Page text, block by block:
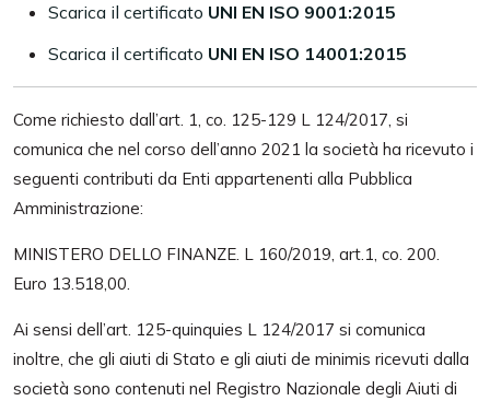
Scarica il certificato UNI EN ISO 9001:2015
Scarica il certificato UNI EN ISO 14001:2015
Come richiesto dall’art. 1, co. 125-129 L 124/2017, si
comunica che nel corso dell’anno 2021 la società ha ricevuto i
seguenti contributi da Enti appartenenti alla Pubblica
Amministrazione:
MINISTERO DELLO FINANZE. L 160/2019, art.1, co. 200.
Euro 13.518,00.
Ai sensi dell’art. 125-quinquies L 124/2017 si comunica
inoltre, che gli aiuti di Stato e gli aiuti de minimis ricevuti dalla
società sono contenuti nel Registro Nazionale degli Aiuti di